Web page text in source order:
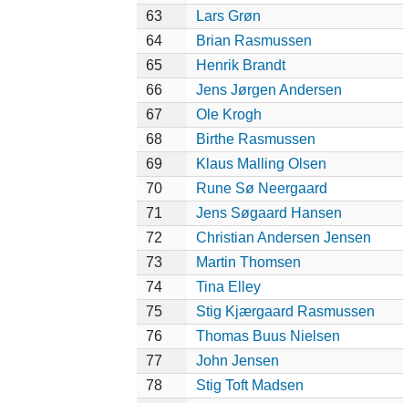
63
Lars Grøn
64
Brian Rasmussen
65
Henrik Brandt
66
Jens Jørgen Andersen
67
Ole Krogh
68
Birthe Rasmussen
69
Klaus Malling Olsen
70
Rune Sø Neergaard
71
Jens Søgaard Hansen
72
Christian Andersen Jensen
73
Martin Thomsen
74
Tina Elley
75
Stig Kjærgaard Rasmussen
76
Thomas Buus Nielsen
77
John Jensen
78
Stig Toft Madsen